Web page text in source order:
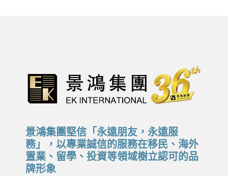
景鴻集團堅信「永遠朋友，永遠服
務」，以專業誠信的服務在移民、海外
置業、留學、投資等領域樹立認可的品
牌形象